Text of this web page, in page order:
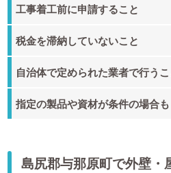
工事着工前に申請すること
税金を滞納していないこと
自治体で定められた業者で行う
指定の製品や資材が条件の場合も
島尻郡与那原町で外壁・